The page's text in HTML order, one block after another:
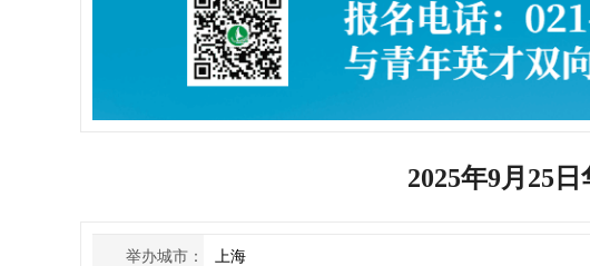
2025年9月25
举办城市： 上海